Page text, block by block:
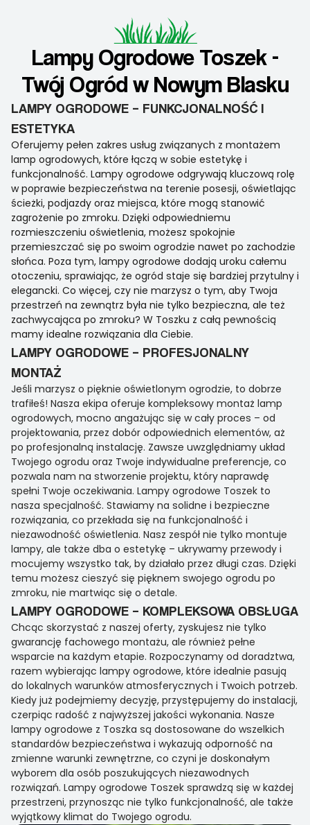
Lampy Ogrodowe Toszek -
Twój Ogród w Nowym Blasku
LAMPY OGRODOWE – FUNKCJONALNOŚĆ I
ESTETYKA
Oferujemy pełen zakres usług związanych z montażem
lamp ogrodowych, które łączą w sobie estetykę i
funkcjonalność. Lampy ogrodowe odgrywają kluczową rolę
w poprawie bezpieczeństwa na terenie posesji, oświetlając
ścieżki, podjazdy oraz miejsca, które mogą stanowić
zagrożenie po zmroku. Dzięki odpowiedniemu
rozmieszczeniu oświetlenia, możesz spokojnie
przemieszczać się po swoim ogrodzie nawet po zachodzie
słońca. Poza tym, lampy ogrodowe dodają uroku całemu
otoczeniu, sprawiając, że ogród staje się bardziej przytulny i
elegancki. Co więcej, czy nie marzysz o tym, aby Twoja
przestrzeń na zewnątrz była nie tylko bezpieczna, ale też
zachwycająca po zmroku? W Toszku z całą pewnością
mamy idealne rozwiązania dla Ciebie.
LAMPY OGRODOWE – PROFESJONALNY
MONTAŻ
Jeśli marzysz o pięknie oświetlonym ogrodzie, to dobrze
trafiłeś! Nasza ekipa oferuje kompleksowy montaż lamp
ogrodowych, mocno angażując się w cały proces – od
projektowania, przez dobór odpowiednich elementów, aż
po profesjonalną instalację. Zawsze uwzględniamy układ
Twojego ogrodu oraz Twoje indywidualne preferencje, co
pozwala nam na stworzenie projektu, który naprawdę
spełni Twoje oczekiwania. Lampy ogrodowe Toszek to
nasza specjalność. Stawiamy na solidne i bezpieczne
rozwiązania, co przekłada się na funkcjonalność i
niezawodność oświetlenia. Nasz zespół nie tylko montuje
lampy, ale także dba o estetykę – ukrywamy przewody i
mocujemy wszystko tak, by działało przez długi czas. Dzięki
temu możesz cieszyć się pięknem swojego ogrodu po
zmroku, nie martwiąc się o detale.
LAMPY OGRODOWE – KOMPLEKSOWA OBSŁUGA
Chcąc skorzystać z naszej oferty, zyskujesz nie tylko
gwarancję fachowego montażu, ale również pełne
wsparcie na każdym etapie. Rozpoczynamy od doradztwa,
razem wybierając lampy ogrodowe, które idealnie pasują
do lokalnych warunków atmosferycznych i Twoich potrzeb.
Kiedy już podejmiemy decyzję, przystępujemy do instalacji,
czerpiąc radość z najwyższej jakości wykonania. Nasze
lampy ogrodowe z Toszka są dostosowane do wszelkich
standardów bezpieczeństwa i wykazują odporność na
zmienne warunki zewnętrzne, co czyni je doskonałym
wyborem dla osób poszukujących niezawodnych
rozwiązań. Lampy ogrodowe Toszek sprawdzą się w każdej
przestrzeni, przynosząc nie tylko funkcjonalność, ale także
wyjątkowy klimat do Twojego ogrodu.